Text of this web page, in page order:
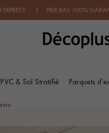
BAS 100% GARANTIS ! |
& Sol Stratifié Parquets
RECHERCHES